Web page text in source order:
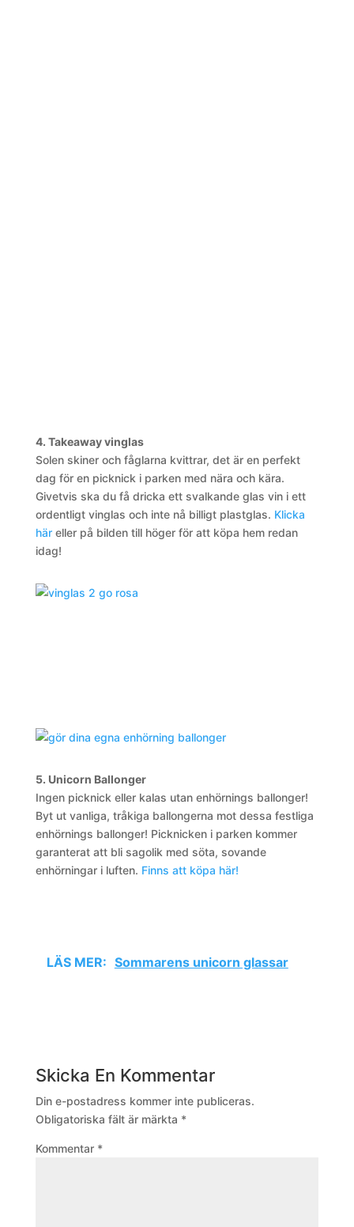
4. Takeaway vinglas
Solen skiner och fåglarna kvittrar, det är en perfekt
dag för en picknick i parken med nära och kära.
Givetvis ska du få dricka ett svalkande glas vin i ett
ordentligt vinglas och inte nå billigt plastglas. Klicka
häreller på bilden till höger för att köpa hem redan
idag!
5. Unicorn Ballonger
Ingen picknick eller kalas utan enhörnings ballonger!
Byt ut vanliga, tråkiga ballongerna mot dessa festliga
enhörnings ballonger! Picknicken i parken kommer
garanterat att bli sagolik med söta, sovande
enhörningar i luften. Finns att köpa här!
LÄS MER: Sommarens unicorn glassar
Skicka En Kommentar
Din e-postadress kommer inte publiceras.
Obligatoriska fält är märkta *
Kommentar *